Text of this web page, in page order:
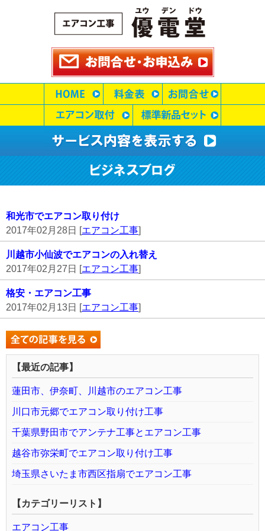
和光市でエアコン取り付け
2017年02月28日 [エアコン工事]
川越市小仙波でエアコンの入れ替え
2017年02月27日 [エアコン工事]
格安・エアコン工事
2017年02月13日 [エアコン工事]
【最近の記事】
蓮田市、伊奈町、川越市のエアコン工事
川口市元郷でエアコン取り付け工事
千葉県野田市でアンテナ工事とエアコン工事
越谷市弥栄町でエアコン取り付け工事
埼玉県さいたま市西区指扇でエアコン工事
【カテゴリーリスト】
エアコン工事